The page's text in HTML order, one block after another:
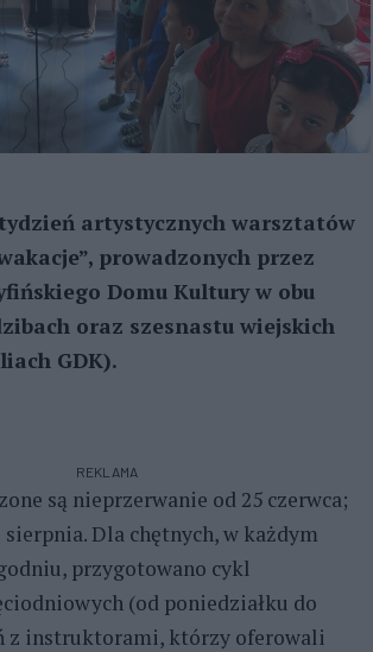
artystycznych warsztatów
prowadzonych przez
Domu Kultury w obu
oraz szesnastu wiejskich
GDK).
REKLAMA
są nieprzerwanie od 25 czerwca;
sierpnia. Dla chętnych, w każdym
przygotowano cykl
(od poniedziałku do
z instruktorami, którzy oferowali